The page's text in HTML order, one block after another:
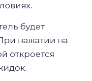
будет
нажатии на
откроется